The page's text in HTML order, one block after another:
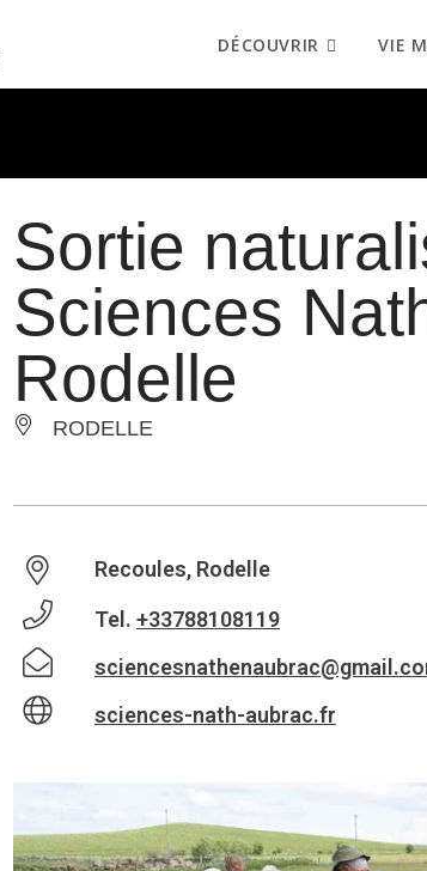
DÉCOUVRIR VIE
Sortie
Sciences
Rodelle
RODELLE
Recoules, Rodelle
Tel. +33788108119
sciences-nath-aubrac.fr